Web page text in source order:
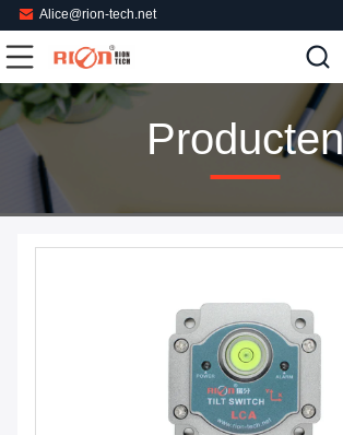
Alice@rion-tech.net
Producten